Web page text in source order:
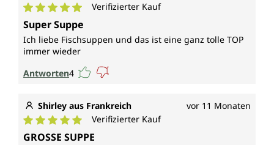
Durchschnittliche Bewertung von 5 von 5 Sternen
Verifizierter Kauf
Super Suppe
Ich liebe Fischsuppen und das ist eine ganz tolle TOP
immer wieder
Antworten4
Shirley aus Frankreich vor 11 Monaten
Durchschnittliche Bewertung von 5 von 5 Sternen
Verifizierter Kauf
GROSSE SUPPE